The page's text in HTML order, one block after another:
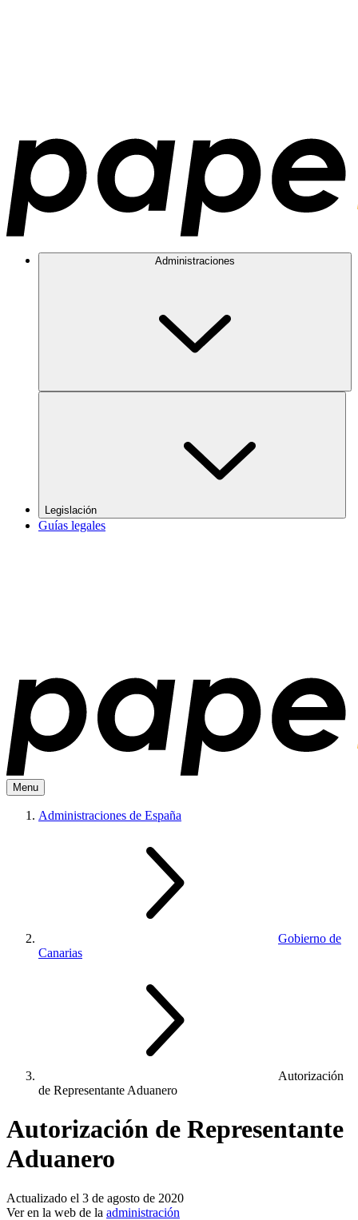
Administraciones
Legislación
Guías legales
Menu
Administraciones de España
Gobierno de
Canarias
Autorización
de Representante Aduanero
Autorización de Representante
Aduanero
Actualizado el 3 de agosto de 2020
Ver en la web de la administración